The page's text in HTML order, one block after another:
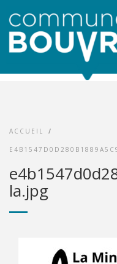
ACCUEIL /
la.jpg